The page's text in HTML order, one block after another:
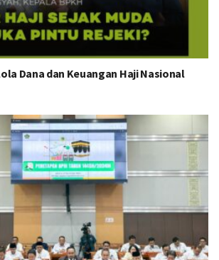
Dana dan Keuangan Haji Nasional